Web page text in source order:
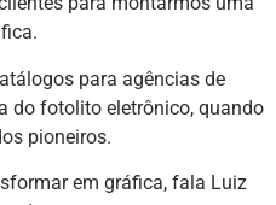
para agências de
do fotolito eletrônico, quando
pioneiros.
em gráfica, fala Luiz